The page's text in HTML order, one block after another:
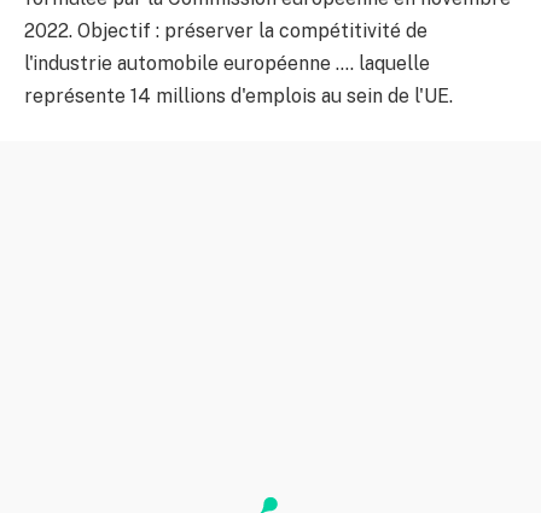
2022. Objectif : préserver la compétitivité de
l'industrie automobile européenne …. laquelle
représente 14 millions d'emplois au sein de l'UE.